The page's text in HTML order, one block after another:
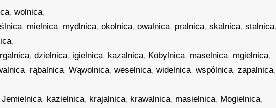
,wolnica,
, mielnica, mydlnica,okolnica,owalnica, pralnica,skalnica,stalnica,
,
,dzielnica, igielnica, kazalnica, Kobylnica, maselnica, mgielnica,
, rąbalnica,Wąwolnica,weselnica,widelnica,wspólnica,zapalnica,
Jemielnica, kazielnica, krajalnica, krawalnica, masielnica, Mogielnica,